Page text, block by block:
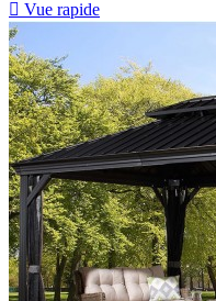
 Vue rapide